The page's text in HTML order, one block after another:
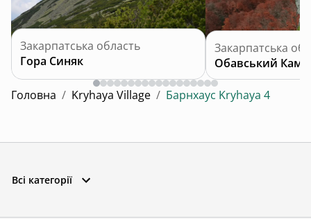
Закарпатська область
Гора Синяк
Закарпатська
Обавський
Головна / Kryhaya Village / Барнхаус Kryhaya 4
Всі категорії